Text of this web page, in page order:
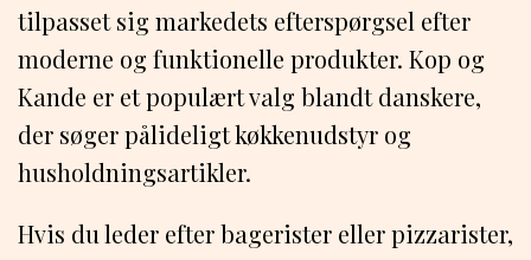
tilpasset sig markedets efterspørgsel efter
moderne og funktionelle produkter. Kop og
Kande er et populært valg blandt danskere,
der søger pålideligt køkkenudstyr og
husholdningsartikler.
Hvis du leder efter bagerister eller pizzarister,